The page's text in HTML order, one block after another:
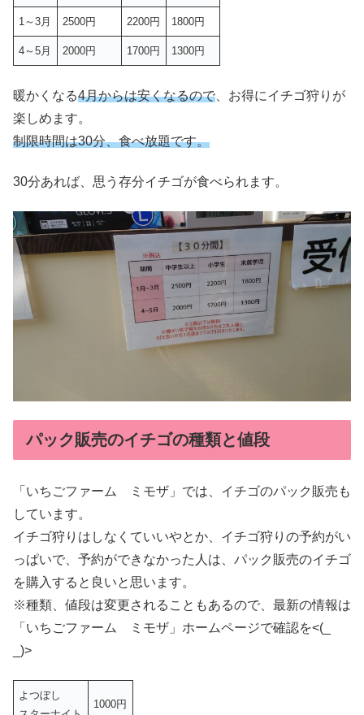
1～3月 2500円 2200円 1800円
4～5月 2000円 1700円 1300円
暖かくなる4月からは安くなるので 、お得にイチゴ狩りが
楽しめます。
制限時間は30分、食べ放題です。
30分あれば、思う存分イチゴが食べられます。
パック販売のイチゴの種類と値段
「いちごファーム ミモザ」では、イチゴのパック販売も
しています。
イチゴ狩りはしなくていいやとか、イチゴ狩りの予約がい
っぱいで、予約ができなかった人は、パック販売のイチゴ
を購入すると良いと思います。
※種類、値段は変更されることもあるので、最新の情報は
「いちごファーム ミモザ」ホームページで確認を<(_
_)>
よつぼし
1000円